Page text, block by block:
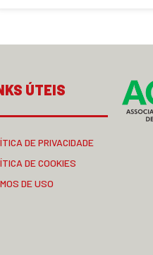
ÚTEIS
DE PRIVACIDADE
DE COOKIES
DE USO